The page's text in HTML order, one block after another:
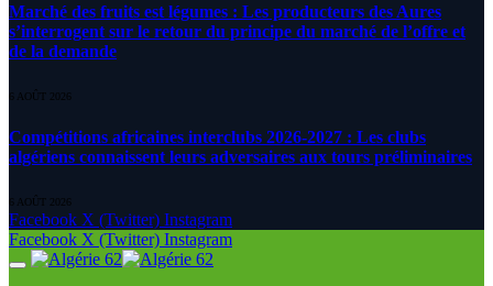
Marché des fruits est légumes : Les producteurs des Aures
s’interrogent sur le retour du principe du marché de l’offre et
de la demande
6 AOÛT 2026
Compétitions africaines interclubs 2026-2027 : Les clubs
algériens connaissent leurs adversaires aux tours préliminaires
6 AOÛT 2026
Facebook X (Twitter) Instagram
Facebook X (Twitter) Instagram